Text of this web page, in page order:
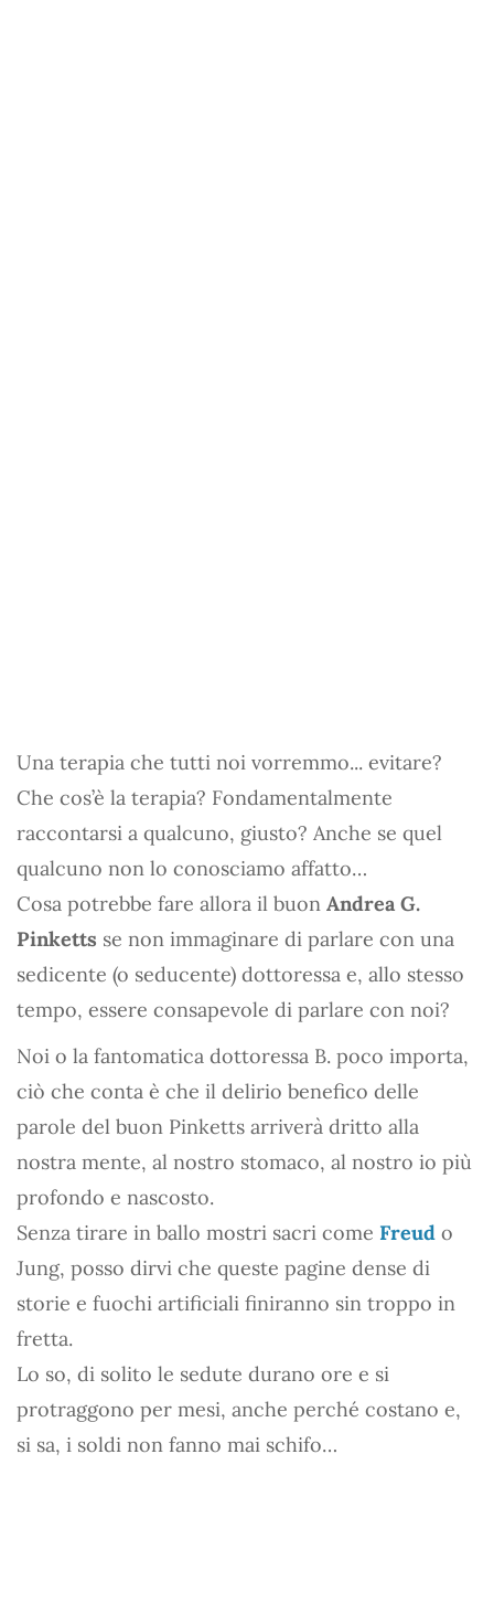
Una terapia che tutti noi vorremmo... evitare?
Che cos’è la terapia? Fondamentalmente
raccontarsi a qualcuno, giusto? Anche se quel
qualcuno non lo conosciamo affatto…
Cosa potrebbe fare allora il buon Andrea G.
Pinketts se non immaginare di parlare con una
sedicente (o seducente) dottoressa e, allo stesso
tempo, essere consapevole di parlare con noi?
Noi o la fantomatica dottoressa B. poco importa,
ciò che conta è che il delirio benefico delle
parole del buon Pinketts arriverà dritto alla
nostra mente, al nostro stomaco, al nostro io più
profondo e nascosto.
Senza tirare in ballo mostri sacri come Freud o
Jung, posso dirvi che queste pagine dense di
storie e fuochi artificiali finiranno sin troppo in
fretta.
Lo so, di solito le sedute durano ore e si
protraggono per mesi, anche perché costano e,
si sa, i soldi non fanno mai schifo…